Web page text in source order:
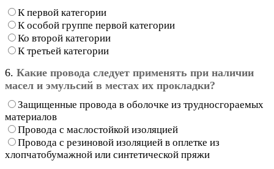
К первой категории
К особой группе первой категории
Ко второй категории
К третьей категории
6. Какие провода следует применять при наличии
масел и эмульсий в местах их прокладки?
Защищенные провода в оболочке из трудносгораемых
материалов
Провода с маслостойкой изоляцией
Провода с резиновой изоляцией в оплетке из
хлопчатобумажной или синтетической пряжи